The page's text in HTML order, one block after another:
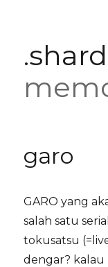
garo
GARO yang
salah satu
tokusatsu
dengar? kalau